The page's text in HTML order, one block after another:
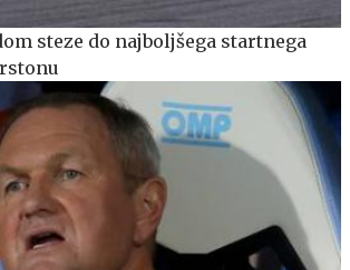
steze do najboljšega startnega